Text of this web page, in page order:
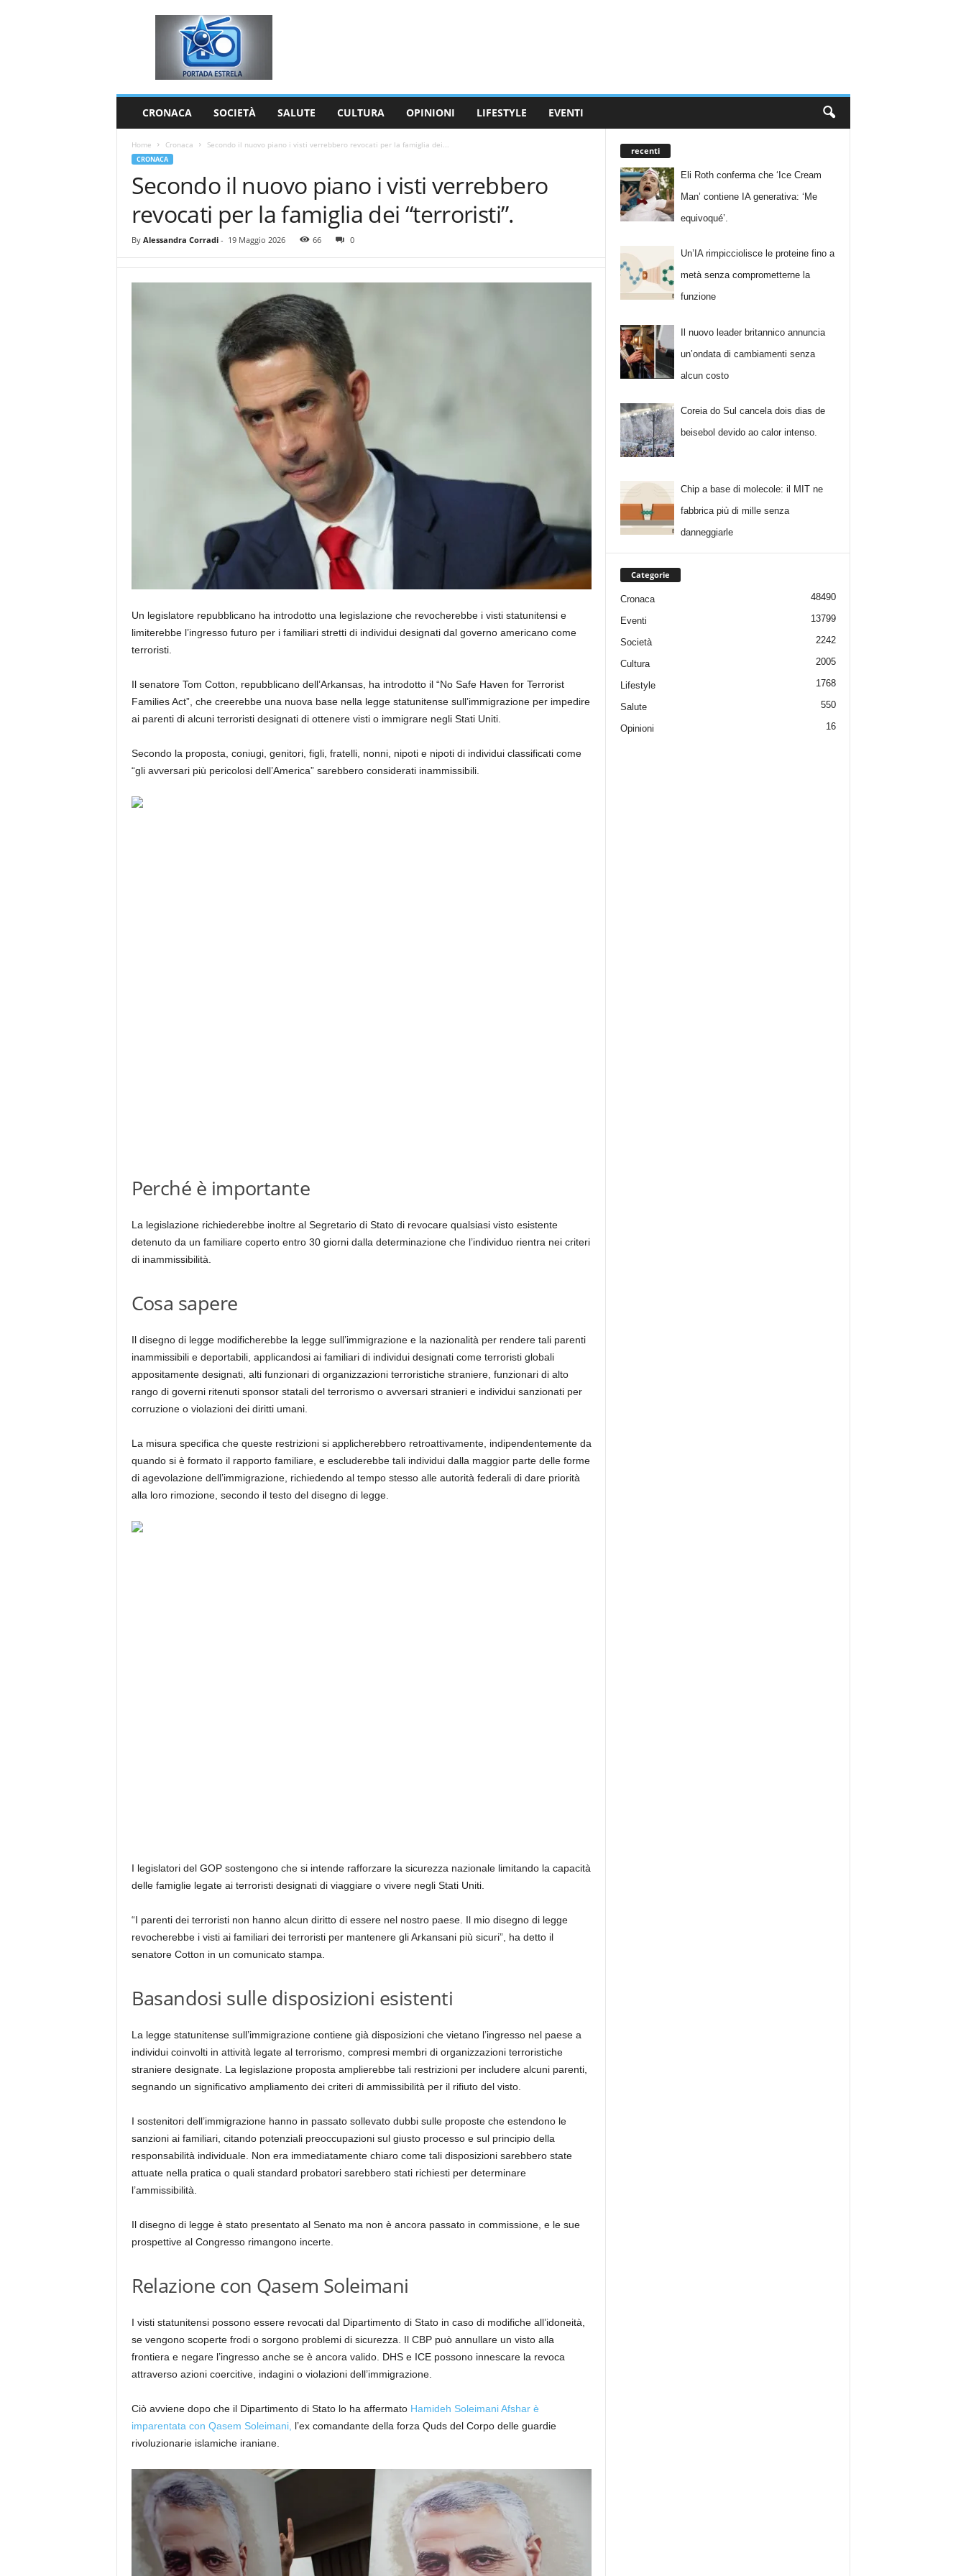
CRONACA SOCIETÀ SALUTE CULTURA OPINIONI LIFESTYLE EVENTI
Home Cronaca Secondo il nuovo piano i visti verrebbero revocati per la famiglia dei...
CRONACA
Secondo il nuovo piano i visti verrebbero
revocati per la famiglia dei “terroristi”.
By Alessandra Corradi- 19 Maggio 2026 66 0
Un legislatore repubblicano ha introdotto una legislazione che revocherebbe i visti statunitensi e
limiterebbe l’ingresso futuro per i familiari stretti di individui designati dal governo americano come
terroristi.
Il senatore Tom Cotton, repubblicano dell’Arkansas, ha introdotto il “No Safe Haven for Terrorist
Families Act”, che creerebbe una nuova base nella legge statunitense sull’immigrazione per impedire
ai parenti di alcuni terroristi designati di ottenere visti o immigrare negli Stati Uniti.
Secondo la proposta, coniugi, genitori, figli, fratelli, nonni, nipoti e nipoti di individui classificati come
“gli avversari più pericolosi dell’America” sarebbero considerati inammissibili.
Perché è importante
La legislazione richiederebbe inoltre al Segretario di Stato di revocare qualsiasi visto esistente
detenuto da un familiare coperto entro 30 giorni dalla determinazione che l’individuo rientra nei criteri
di inammissibilità.
Cosa sapere
Il disegno di legge modificherebbe la legge sull’immigrazione e la nazionalità per rendere tali parenti
inammissibili e deportabili, applicandosi ai familiari di individui designati come terroristi globali
appositamente designati, alti funzionari di organizzazioni terroristiche straniere, funzionari di alto
rango di governi ritenuti sponsor statali del terrorismo o avversari stranieri e individui sanzionati per
corruzione o violazioni dei diritti umani.
La misura specifica che queste restrizioni si applicherebbero retroattivamente, indipendentemente da
quando si è formato il rapporto familiare, e escluderebbe tali individui dalla maggior parte delle forme
di agevolazione dell’immigrazione, richiedendo al tempo stesso alle autorità federali di dare priorità
alla loro rimozione, secondo il testo del disegno di legge.
I legislatori del GOP sostengono che si intende rafforzare la sicurezza nazionale limitando la capacità
delle famiglie legate ai terroristi designati di viaggiare o vivere negli Stati Uniti.
“I parenti dei terroristi non hanno alcun diritto di essere nel nostro paese. Il mio disegno di legge
revocherebbe i visti ai familiari dei terroristi per mantenere gli Arkansani più sicuri”, ha detto il
senatore Cotton in un comunicato stampa.
Basandosi sulle disposizioni esistenti
La legge statunitense sull’immigrazione contiene già disposizioni che vietano l’ingresso nel paese a
individui coinvolti in attività legate al terrorismo, compresi membri di organizzazioni terroristiche
straniere designate. La legislazione proposta amplierebbe tali restrizioni per includere alcuni parenti,
segnando un significativo ampliamento dei criteri di ammissibilità per il rifiuto del visto.
I sostenitori dell’immigrazione hanno in passato sollevato dubbi sulle proposte che estendono le
sanzioni ai familiari, citando potenziali preoccupazioni sul giusto processo e sul principio della
responsabilità individuale. Non era immediatamente chiaro come tali disposizioni sarebbero state
attuate nella pratica o quali standard probatori sarebbero stati richiesti per determinare
l’ammissibilità.
Il disegno di legge è stato presentato al Senato ma non è ancora passato in commissione, e le sue
prospettive al Congresso rimangono incerte.
Relazione con Qasem Soleimani
I visti statunitensi possono essere revocati dal Dipartimento di Stato in caso di modifiche all’idoneità,
se vengono scoperte frodi o sorgono problemi di sicurezza. Il CBP può annullare un visto alla
frontiera e negare l’ingresso anche se è ancora valido. DHS e ICE possono innescare la revoca
attraverso azioni coercitive, indagini o violazioni dell’immigrazione.
Ciò avviene dopo che il Dipartimento di Stato lo ha affermato Hamideh Soleimani Afshar è
imparentata con Qasem Soleimani, l’ex comandante della forza Quds del Corpo delle guardie
rivoluzionarie islamiche iraniane.
recenti
Eli Roth conferma che ‘Ice Cream
Man’ contiene IA generativa: ‘Me
equivoqué’.
Un’IA rimpicciolisce le proteine fino a
metà senza comprometterne la
funzione
Il nuovo leader britannico annuncia
un’ondata di cambiamenti senza
alcun costo
Coreia do Sul cancela dois dias de
beisebol devido ao calor intenso.
Chip a base di molecole: il MIT ne
fabbrica più di mille senza
danneggiarle
Categorie
Cronaca 48490
Eventi 13799
Società 2242
Cultura 2005
Lifestyle 1768
Salute 550
Opinioni 16